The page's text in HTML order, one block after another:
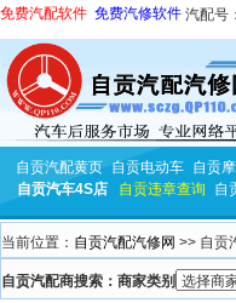
免费汽配软件 免费汽修软件 汽配号：
自贡汽配黄页 自贡电动车 自贡
自贡汽车4S店
自贡违章查询 自
当前位置： 自贡汽配汽修网 >> 自贡
自贡汽配商搜索：商家类别